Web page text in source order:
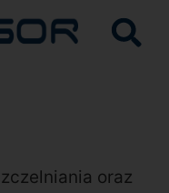
oraz